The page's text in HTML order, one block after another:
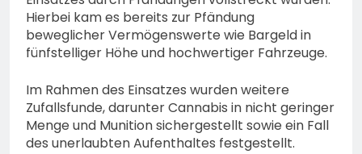
Hierbei kam es bereits zur Pfändung
beweglicher Vermögenswerte wie Bargeld in
fünfstelliger Höhe und hochwertiger Fahrzeuge.
Im Rahmen des Einsatzes wurden weitere
Zufallsfunde, darunter Cannabis in nicht geringer
Menge und Munition sichergestellt sowie ein Fall
des unerlaubten Aufenthaltes festgestellt.